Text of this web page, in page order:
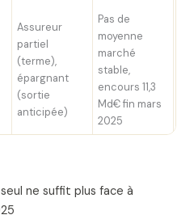
Assureur
partiel
(terme),
épargnant
(sortie
anticipée)
Pas de
moyenne
marché
stable,
encours 11,3
Md€ fin mars
2025
ne suffit plus face à